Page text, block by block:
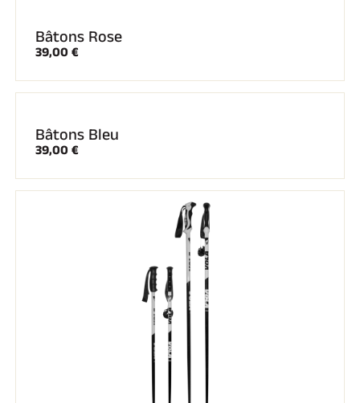
Bâtons Rose
39,00 €
Bâtons Bleu
39,00 €